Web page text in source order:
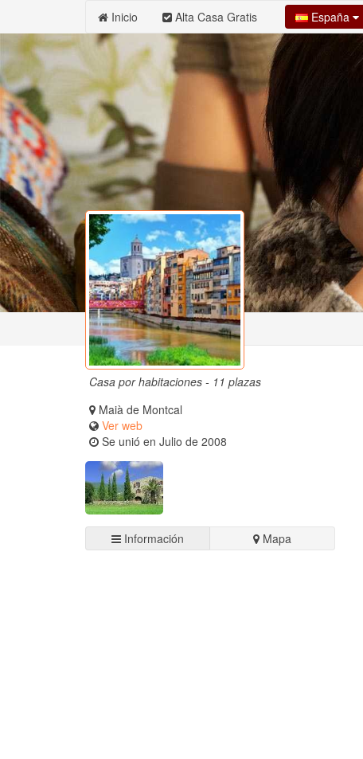
Inicio Alta Casa Gratis España
Casa por habitaciones - 11 plazas
Maià de Montcal
Ver web
Se unió en Julio de 2008
Información Mapa